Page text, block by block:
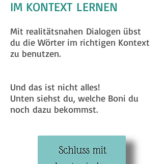
IM KONTEXT LERNEN
Mit realitätsnahen Dialogen übst
du die Wörter im richtigen Kontext
zu benutzen.
Und das ist nicht alles!
Unten siehst du, welche Boni du
noch dazu bekommst.